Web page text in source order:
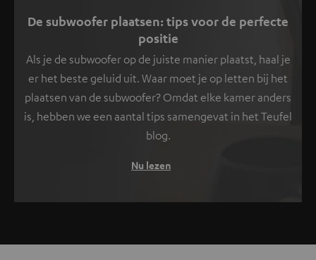
De subwoofer plaatsen: tips voor de perfecte
positie
Als je de subwoofer op de juiste manier plaatst, haal je
er het beste geluid uit. Waar moet je op letten bij het
plaatsen van de subwoofer? Omdat elke kamer anders
is, hebben we een aantal tips samengevat in het Teufel
blog.
Nu lezen